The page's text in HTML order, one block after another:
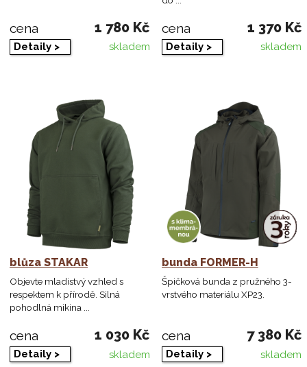
cena 1 780 Kč
Detaily > skladem
cena 1 370 Kč
Detaily > skladem
blůza STAKAR
Objevte mladistvý vzhled s
respektem k přírodě. Silná
pohodlná mikina ...
cena 1 030 Kč
Detaily > skladem
bunda FORMER-H
Špičková bunda z pružného 3-
vrstvého materiálu XP23.
cena 7 380 Kč
Detaily > skladem